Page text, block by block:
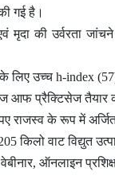
गई है।
एवं मृदा की उर्वरता
लिए उच्च h-index
आफ प्रैक्टिसेज तैयार
राजस्व के रूप में
किलो वाट विद्युत
ऑनलाइन